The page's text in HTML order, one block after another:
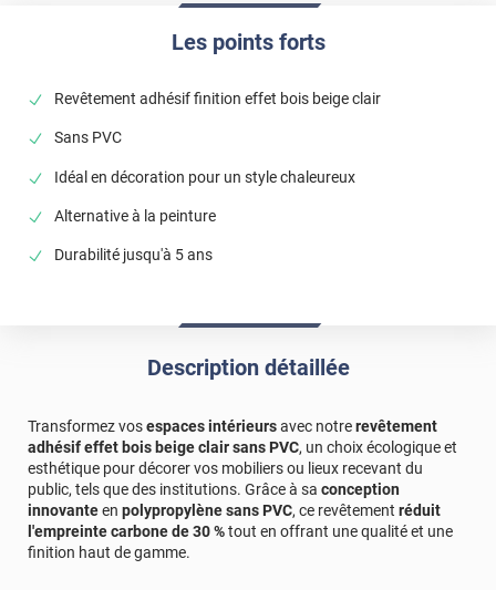
Les points forts
Revêtement adhésif finition effet bois beige clair
Sans PVC
Idéal en décoration pour un style chaleureux
Alternative à la peinture
Durabilité jusqu'à 5 ans
Description détaillée
Transformez vosespaces intérieursavec notrerevêtement
adhésif effet bois beige clair sans PVC, un choix écologique et
esthétique pour décorer vos mobiliers ou lieux recevant du
public, tels que des institutions. Grâce à sa conception
innovanteen polypropylène sans PVC, ce revêtement réduit
l'empreinte carbone de 30 %tout en offrant une qualité et une
finition haut de gamme.